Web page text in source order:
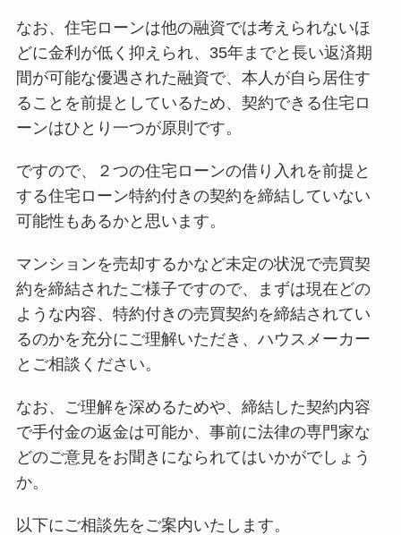
なお、住宅ローンは他の融資では考えられないほ
どに金利が低く抑えられ、35年までと長い返済期
間が可能な優遇された融資で、本人が自ら居住す
ることを前提としているため、契約できる住宅ロ
ーンはひとり一つが原則です。
ですので、２つの住宅ローンの借り入れを前提と
する住宅ローン特約付きの契約を締結していない
可能性もあるかと思います。
マンションを売却するかなど未定の状況で売買契
約を締結されたご様子ですので、まずは現在どの
ような内容、特約付きの売買契約を締結されてい
るのかを充分にご理解いただき、ハウスメーカー
とご相談ください。
なお、ご理解を深めるためや、締結した契約内容
で手付金の返金は可能か、事前に法律の専門家な
どのご意見をお聞きになられてはいかがでしょう
か。
以下にご相談先をご案内いたします。